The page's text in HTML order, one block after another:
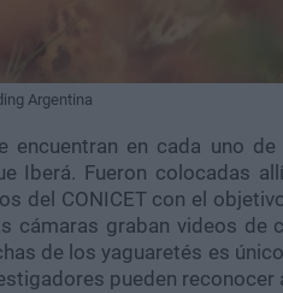
Argentina
encuentran en cada uno
Iberá. Fueron colocadas
del CONICET con el
cámaras graban videos de
de los yaguaretés es
pueden reconocer